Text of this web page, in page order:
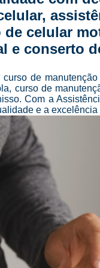
celular
e conserto
de
curso de
Com a
e a